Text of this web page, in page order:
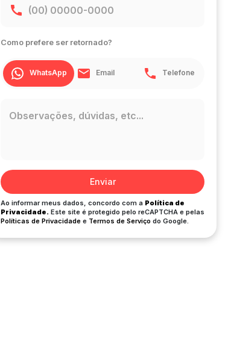
Como prefere ser retornado?
WhatsApp Email Telefone
Enviar
Ao informar meus dados, concordo com a Política de
Privacidade. Este site é protegido pelo reCAPTCHA e pelas
Políticas de Privacidade e Termos de Serviço do Google.